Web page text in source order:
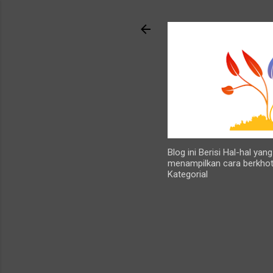
Blog ini Berisi Hal-hal
menampilkan cara
Kategorial